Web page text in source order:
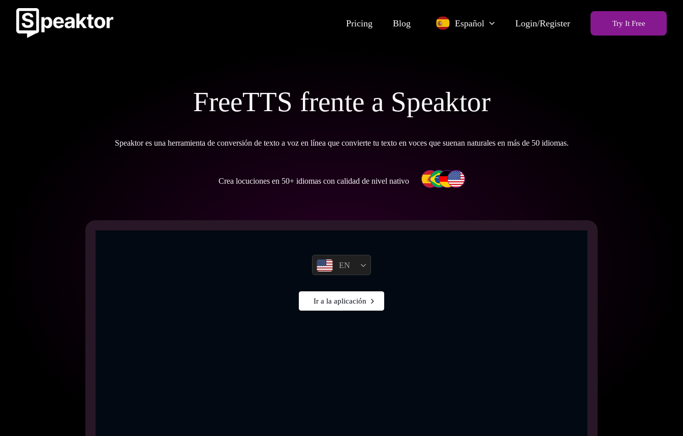
Pricing Blog Español Login/Register Try It Free
FreeTTS frente a Speaktor
Speaktor es una herramienta de conversión de texto a voz en línea que convierte tu texto en voces que suenan naturales en más de 50 idiomas.
Crea locuciones en 50+ idiomas con calidad de nivel nativo
EN
Ir a la aplicación